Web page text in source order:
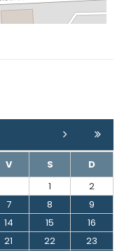
V S
D
1
2
7 8
9
14 15
16
21 22
23